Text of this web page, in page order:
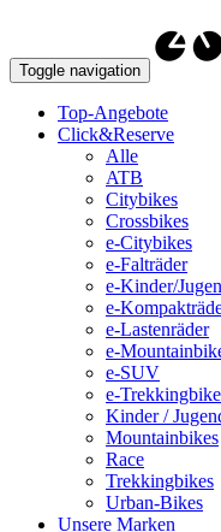
Toggle navigation
Top-Angebote
Click&Reserve
Alle
ATB
Citybikes
Crossbikes
e-Citybikes
e-Falträder
e-Kinder/
e-
e-Lastenräder
e-
e-SUV
e-
Kinder /
Mountainbikes
Race
Trekkingbikes
Urban-Bikes
Unsere Marken